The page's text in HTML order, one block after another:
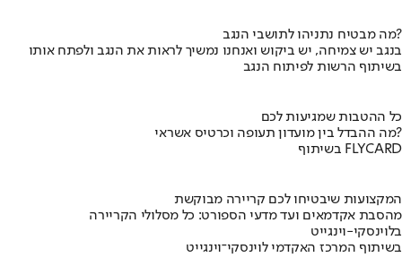
מה מבטיח נתניהו לתושבי הנגב?
בנגב יש צמיחה, יש ביקוש ואנחנו נמשיך לראות את הנגב ולפתח אותו
בשיתוף הרשות לפיתוח הנגב
כל ההטבות שמגיעות לכם
מה ההבדל בין מועדון תעופה וכרטיס אשראי?
בשיתוף FLYCARD
המקצועות שיבטיחו לכם קריירה מבוקשת
מהסבת אקדמאים ועד מדעי הספורט: כל מסלולי הקריירה
בלוינסקי-וינגייט
בשיתוף המרכז האקדמי לוינסקי־וינגייט